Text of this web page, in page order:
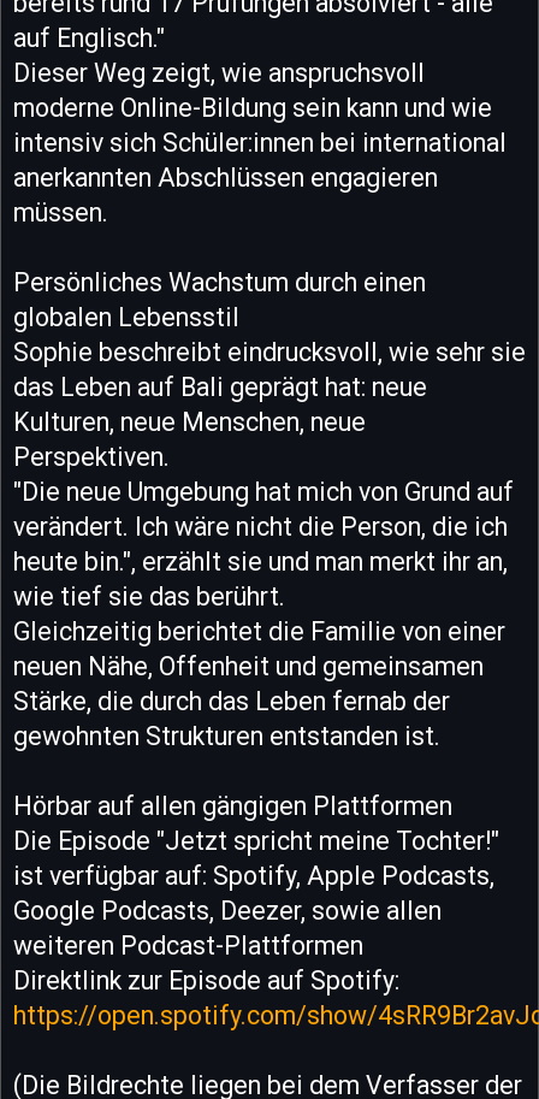
auf Englisch."
Dieser Weg zeigt, wie anspruchsvoll
moderne Online-Bildung sein kann und wie
intensiv sich Schüler:innen bei international
anerkannten Abschlüssen engagieren
müssen.
Persönliches Wachstum durch einen
globalen Lebensstil
Sophie beschreibt eindrucksvoll, wie sehr sie
das Leben auf Bali geprägt hat: neue
Kulturen, neue Menschen, neue
Perspektiven.
"Die neue Umgebung hat mich von Grund auf
verändert. Ich wäre nicht die Person, die ich
heute bin.", erzählt sie und man merkt ihr an,
wie tief sie das berührt.
Gleichzeitig berichtet die Familie von einer
neuen Nähe, Offenheit und gemeinsamen
Stärke, die durch das Leben fernab der
gewohnten Strukturen entstanden ist.
Hörbar auf allen gängigen Plattformen
Die Episode "Jetzt spricht meine Tochter!"
ist verfügbar auf: Spotify, Apple Podcasts,
Google Podcasts, Deezer, sowie allen
weiteren Podcast-Plattformen
Direktlink zur Episode auf Spotify:
https://open.spotify.com/show/
(Die Bildrechte liegen bei dem Verfasser der